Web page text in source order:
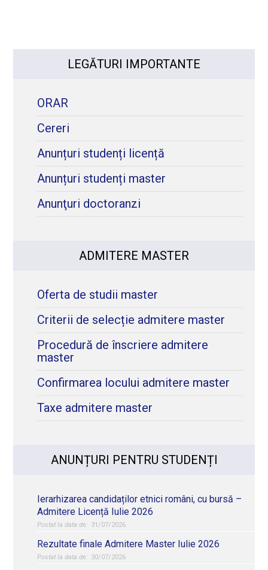
LEGĂTURI IMPORTANTE
ORAR
Cereri
Anunțuri studenți licență
Anunțuri studenți master
Anunţuri doctoranzi
ADMITERE MASTER
Oferta de studii master
Criterii de selecție admitere master
Procedură de înscriere admitere
master
Confirmarea locului admitere master
Taxe admitere master
ANUNȚURI PENTRU STUDENȚI
Ierarhizarea candidaților etnici români, cu bursă –
Admitere Licență Iulie 2026
31/07/2026
Rezultate finale Admitere Master Iulie 2026
30/07/2026